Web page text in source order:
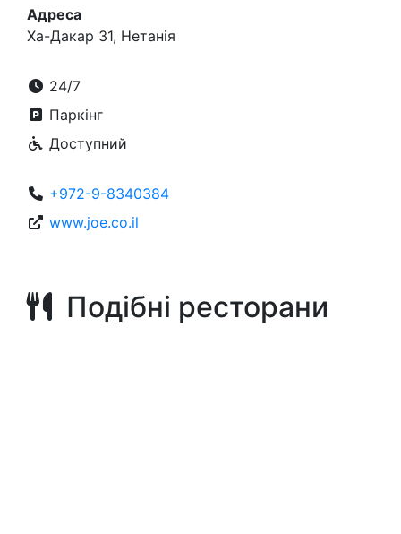
Адреса
Ха-Дакар 31, Нетанія
24/7
Паркінг
Доступний
+972-9-8340384
www.joe.co.il
Подібні ресторани